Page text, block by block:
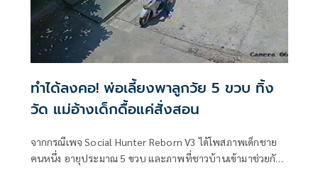
ทำได้ลงคอ! พ่อเลี้ยงพาลูกวัย 5 ขวบ ทิ้ง
วัด แม่อ้างเด็กดื้อแค่สั่งสอน
จากกรณีเพจ Social Hunter Reborn V3 ได้โพสภาพเด็กชาย
คนหนึ่ง อายุประมาณ 5 ขวบ และภาพที่ชาวบ้านเข้ามาช่วยกัน